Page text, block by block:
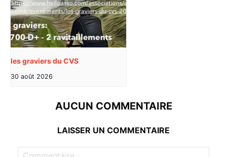
les graviers du CVS
30 août 2026
AUCUN COMMENTAIRE
LAISSER UN COMMENTAIRE